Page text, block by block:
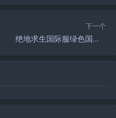
下一个
绝地求生国际服绿色国旗是什么-绝地求生国际服绿色国旗的含义和背景